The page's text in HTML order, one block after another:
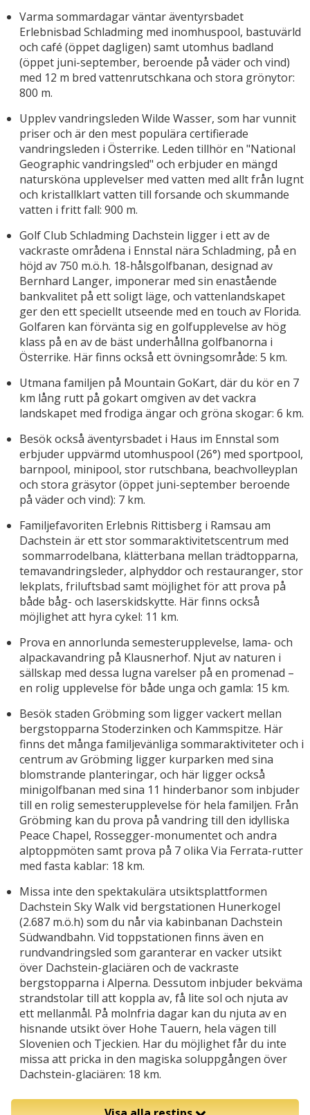
Varma sommardagar väntar äventyrsbadet
Erlebnisbad Schladming med inomhuspool, bastuvärld
och café (öppet dagligen) samt utomhus badland
(öppet juni-september, beroende på väder och vind)
med 12 m bred vattenrutschkana och stora grönytor:
800 m.
Upplev vandringsleden Wilde Wasser, som har vunnit
priser och är den mest populära certifierade
vandringsleden i Österrike. Leden tillhör en "National
Geographic vandringsled" och erbjuder en mängd
natursköna upplevelser med vatten med allt från lugnt
och kristallklart vatten till forsande och skummande
vatten i fritt fall: 900 m.
Golf Club Schladming Dachstein ligger i ett av de
vackraste områdena i Ennstal nära Schladming, på en
höjd av 750 m.ö.h. 18-hålsgolfbanan, designad av
Bernhard Langer, imponerar med sin enastående
bankvalitet på ett soligt läge, och vattenlandskapet
ger den ett speciellt utseende med en touch av Florida.
Golfaren kan förvänta sig en golfupplevelse av hög
klass på en av de bäst underhållna golfbanorna i
Österrike. Här finns också ett övningsområde: 5 km.
Utmana familjen på Mountain GoKart, där du kör en 7
km lång rutt på gokart omgiven av det vackra
landskapet med frodiga ängar och gröna skogar: 6 km.
Besök också äventyrsbadet i Haus im Ennstal som
erbjuder uppvärmd utomhuspool (26°) med sportpool,
barnpool, minipool, stor rutschbana, beachvolleyplan
och stora gräsytor (öppet juni-september beroende
på väder och vind): 7 km.
Familjefavoriten Erlebnis Rittisberg i Ramsau am
Dachstein är ett stor sommaraktivitetscentrum med
sommarrodelbana, klätterbana mellan trädtopparna,
temavandringsleder, alphyddor och restauranger, stor
lekplats, friluftsbad samt möjlighet för att prova på
både båg- och laserskidskytte. Här finns också
möjlighet att hyra cykel: 11 km.
Prova en annorlunda semesterupplevelse, lama- och
alpackavandring på Klausnerhof. Njut av naturen i
sällskap med dessa lugna varelser på en promenad –
en rolig upplevelse för både unga och gamla: 15 km.
Besök staden Gröbming som ligger vackert mellan
bergstopparna Stoderzinken och Kammspitze. Här
finns det många familjevänliga sommaraktiviteter och i
centrum av Gröbming ligger kurparken med sina
blomstrande planteringar, och här ligger också
minigolfbanan med sina 11 hinderbanor som inbjuder
till en rolig semesterupplevelse för hela familjen. Från
Gröbming kan du prova på vandring till den idylliska
Peace Chapel, Rossegger-monumentet och andra
alptoppmöten samt prova på 7 olika Via Ferrata-rutter
med fasta kablar: 18 km.
Missa inte den spektakulära utsiktsplattformen
Dachstein Sky Walk vid bergstationen Hunerkogel
(2.687 m.ö.h) som du når via kabinbanan Dachstein
Südwandbahn. Vid toppstationen finns även en
rundvandringsled som garanterar en vacker utsikt
över Dachstein-glaciären och de vackraste
bergstopparna i Alperna. Dessutom inbjuder bekväma
strandstolar till att koppla av, få lite sol och njuta av
ett mellanmål. På molnfria dagar kan du njuta av en
hisnande utsikt över Hohe Tauern, hela vägen till
Slovenien och Tjeckien. Har du möjlighet får du inte
missa att pricka in den magiska soluppgången över
Dachstein-glaciären: 18 km.